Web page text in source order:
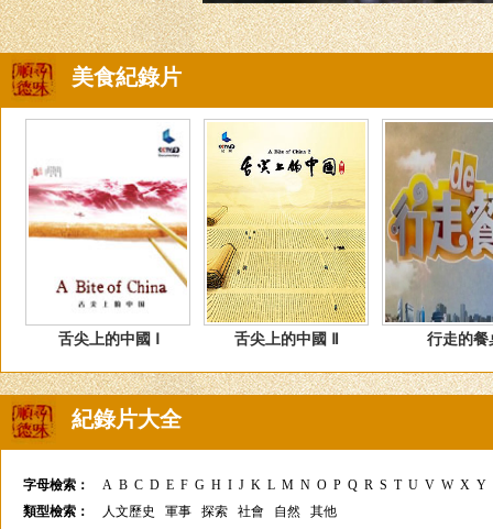
美食紀錄片
舌尖上的中國 Ⅰ 舌尖上的中國 Ⅱ 行走的餐
紀錄片大全
字母檢索： A B C D E F G H I J K L M N O P Q R S T U V W X Y
類型檢索：
人文歷史 軍事 探索 社會 自然
其他